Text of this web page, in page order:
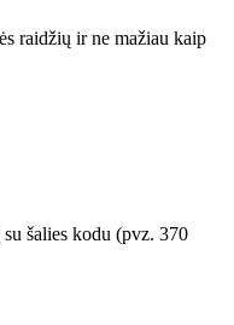
raidžių ir ne mažiau kaip
šalies kodu (pvz. 370